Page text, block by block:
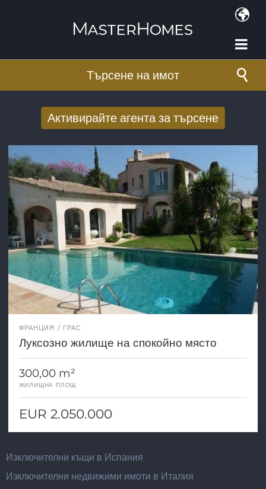
Търсене на имот
Активирайте агента за търсене
търсенето по имейл
E-mail адрес *
ФРАНЦИЯ ГРАС
Луксозно жилище на спокойно място
300,00 m²
ЖИЛИЩНА ПЛОЩ
EUR 2.050.000
Изключителни къщи в Испания
Изключителни недвижими имоти в Италия